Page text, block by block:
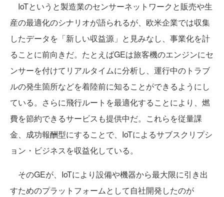
IoTというと製造業のセンサーネットワークと販売や生
産の最適化のシナリオが語られるが、欧米企業では収集
したデータを「新しい収益源」と見みなし、事業化を計
ることに前向きだ。たとえばGEは旅客機のエンジンにセ
ンサーを付けてリアルタイムに分析し、運行中のトラブ
ルの発生箇所などを着陸前に知ることができるようにし
ている。さらに飛行ルートを最適化することにより、燃
費を節約できるサービスも提供中だ。これらを従量課
金、成功報酬型にすることで、IoTによるサブスクリプシ
ョン・ビジネスを収益化している。
そのGEが、IoTにより設備や機器から最大限に引き出
すためのプラットフォームとして自社開発したのが